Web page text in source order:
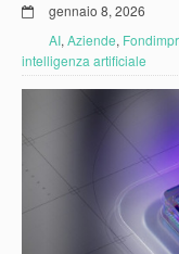
gennaio 8, 2026
AI, Aziende,
intelligenza artificiale